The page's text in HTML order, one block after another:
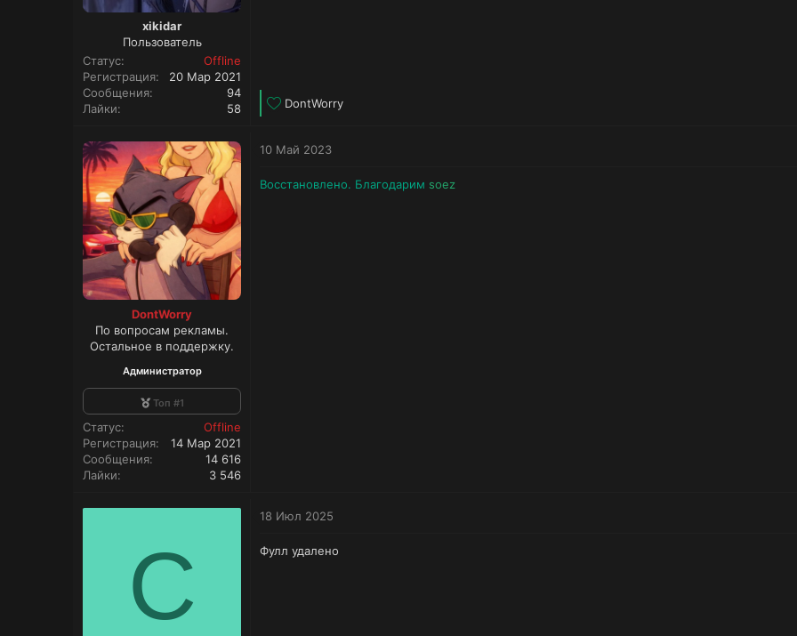
xikidar
Пользователь
Статус
Offline
Регистрация
20 Мар 2021
Сообщения
94
Лайки
58
Л
к
:
DontWorry
DontWorry
По вопросам рекламы.
Остальное в поддержку.
Администратор
Топ #1
Статус
Offline
Регистрация
14 Мар 2021
Сообщения
14 616
Лайки
3 546
10 Май 2023
Восстановлено. Благодарим soez
C
18 Июл 2025
Фулл удалено